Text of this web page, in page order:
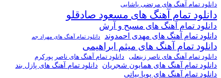
دانلود تمام آهنگ های مرتضی پاشایی
دانلود تمام آهنگ های مسعود صادقلو
دانلود تمام آهنگ های مسیح و آرش
دانلود تمام آهنگ های مهدی احمدوند دانلود تمام آهنگ های مهراد جم
دانلود تمام آهنگ های میثم ابراهیمی
دانلود تمام آهنگ های ناصر زینعلی دانلود تمام آهنگ های ناصر پورکرم
دانلود تمام آهنگ های همایون شجریان دانلود تمام آهنگ های پازل بند
دانلود تمام آهنگ های پویا بیاتی